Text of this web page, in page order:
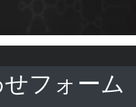
フォーム